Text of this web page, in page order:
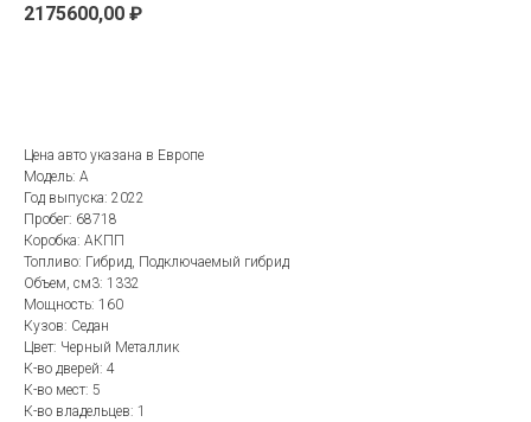
2175600,00 ₽
Цена авто указана в Европе
Модель: A
Год выпуска: 2022
Пробег: 68718
Коробка: АКПП
Топливо: Гибрид, Подключаемый гибрид
Объем, см3: 1332
Мощность: 160
Кузов: Седан
Цвет: Черный Металлик
К-во дверей: 4
К-во мест: 5
К-во владельцев: 1